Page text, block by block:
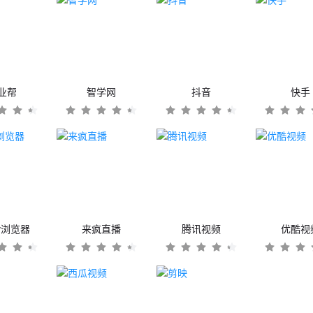
帮 智学网 抖音 快手
览器 来疯直播 腾讯视频 优酷视